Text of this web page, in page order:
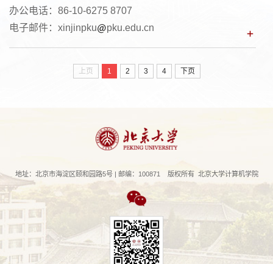
办公电话：86-10-6275 8707
电子邮件：xinjinpku
pku.edu.cn
上页 1 2 3 4 下页
地址：北京市海淀区颐和园路5号 | 邮编：100871 版权所有 北京大学计算机学院